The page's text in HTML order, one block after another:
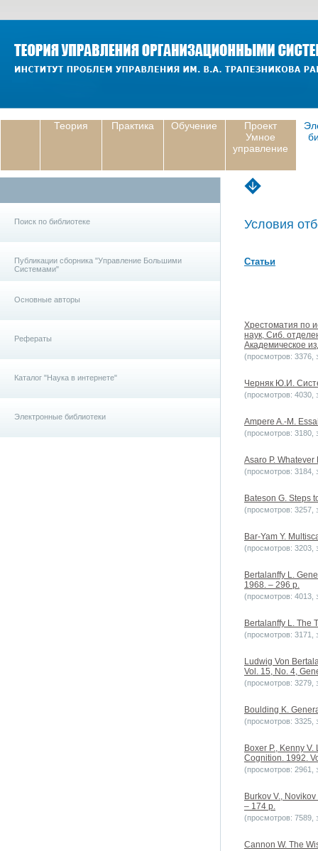
Теория Практика Обучение
Проект
Умное
управление
Поиск по библиотеке
Публикации сборника "Управление Большими
Системами"
Основные авторы
Рефераты
Каталог "Наука в интернете"
Электронные библиотеки
Условия
Статьи
Хрестоматия по
наук, Сиб.
Академическое
(просмотров: 3376,
Черняк Ю.И.
(просмотров: 4030,
Ampere A.-M.
(просмотров: 3180,
Asaro P.
(просмотров: 3184,
Bateson G. Steps
(просмотров: 3257,
Bar-Yam Y.
(просмотров: 3203,
Bertalanffy L.
1968. – 296 p.
(просмотров: 4013,
Bertalanffy L. The
(просмотров: 3171,
Ludwig Von
Vol. 15, No. 4,
(просмотров: 3279,
Boulding K.
(просмотров: 3325,
Boxer P., Kenny
Cognition. 1992.
(просмотров: 2961,
Burkov V.,
– 174 p.
(просмотров: 7589,
Cannon W. The